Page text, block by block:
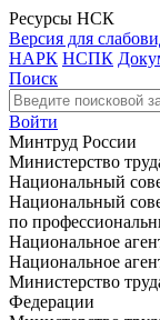
Ресурсы НСК
Версия для
НАРК НСПК
Поиск
Войти
Минтруд России
Министерство
Национальный
Национальный
по
Национальное
Национальное
Министерство
Федерации